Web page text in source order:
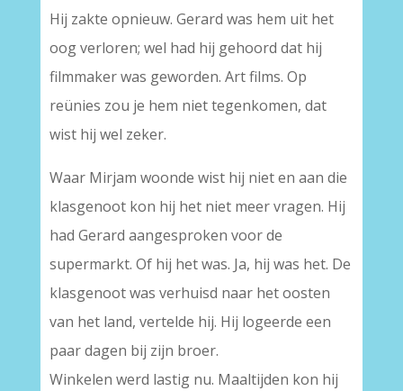
Hij zakte opnieuw. Gerard was hem uit het
oog verloren; wel had hij gehoord dat hij
filmmaker was geworden. Art films. Op
reünies zou je hem niet tegenkomen, dat
wist hij wel zeker.
Waar Mirjam woonde wist hij niet en aan die
klasgenoot kon hij het niet meer vragen. Hij
had Gerard aangesproken voor de
supermarkt. Of hij het was. Ja, hij was het. De
klasgenoot was verhuisd naar het oosten
van het land, vertelde hij. Hij logeerde een
paar dagen bij zijn broer.
Winkelen werd lastig nu. Maaltijden kon hij